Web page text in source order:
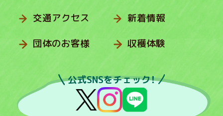
交通アクセス
団体のお客様
新着情報
収穫体験
公式SNSをチェック！